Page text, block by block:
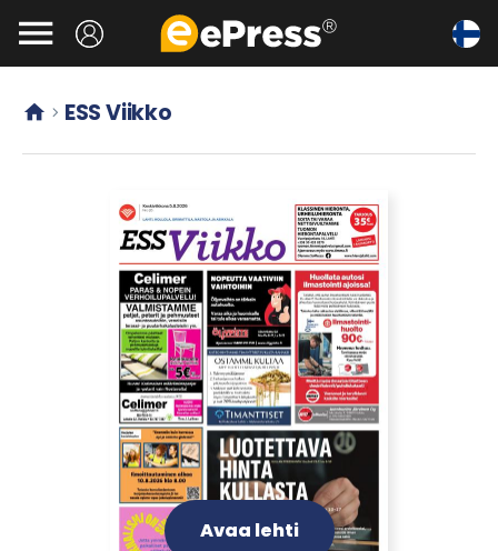
Siirry
pääsisältöön

  ESS Viikko
Avaa lehti